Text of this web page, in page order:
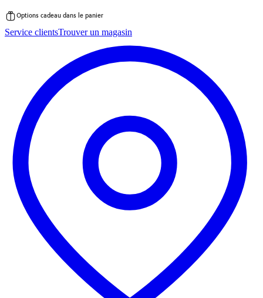
au
Options cadeau dans le panier
Service clientsTrouver un magasin